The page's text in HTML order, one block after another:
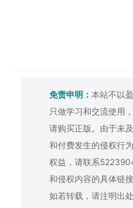
免责申明： 本站不以
只做学习和交流使用
请购买正版。由于未
和付费发生的侵权行
权益，请联系
和侵权内容的具体链接
如若转载，请注明出处